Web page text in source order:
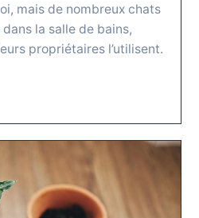
mais de nombreux chats
la salle de bains,
propriétaires l’utilisent.